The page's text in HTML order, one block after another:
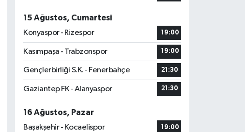
15 Ağustos, Cumartesi
Konyaspor - Rizespor
19:00
Kasımpaşa - Trabzonspor 19:00
Gençlerbirliği S.K. - Fenerbahçe 21:30
Gaziantep FK - Alanyaspor 21:30
16 Ağustos, Pazar
Başakşehir - Kocaelispor
19:00